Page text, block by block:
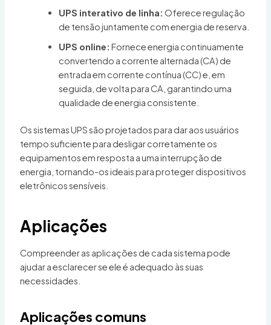
UPS interativo de linha: Oferece regulação
de tensão juntamente com energia de reserva.
UPS online: Fornece energia continuamente
convertendo a corrente alternada (CA) de
entrada em corrente contínua (CC) e, em
seguida, de volta para CA, garantindo uma
qualidade de energia consistente.
Os sistemas UPS são projetados para dar aos usuários
tempo suficiente para desligar corretamente os
equipamentos em resposta a uma interrupção de
energia, tornando-os ideais para proteger dispositivos
eletrônicos sensíveis.
Aplicações
Compreender as aplicações de cada sistema pode
ajudar a esclarecer se ele é adequado às suas
necessidades.
Aplicações comuns